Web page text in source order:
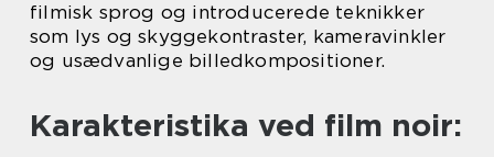
filmisk sprog og introducerede teknikker
som lys og skyggekontraster, kameravinkler
og usædvanlige billedkompositioner.
Karakteristika ved film noir: